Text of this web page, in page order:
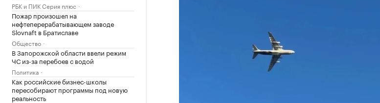
РБК и ПИК Серия плюс
Пожар произошел на
нефтеперерабатывающем заводе
Slovnaft в Братиславе
Общество
В Запорожской области ввели режим
ЧС из-за перебоев с водой
Политика
Как российские бизнес-школы
пересобирают программы под новую
реальность